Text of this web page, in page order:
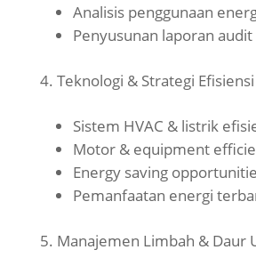
Analisis penggunaan
Penyusunan laporan audit
Teknologi & Strategi
Sistem HVAC & listrik
Motor & equipment
Energy saving
Pemanfaatan energi
Manajemen Limbah & Daur